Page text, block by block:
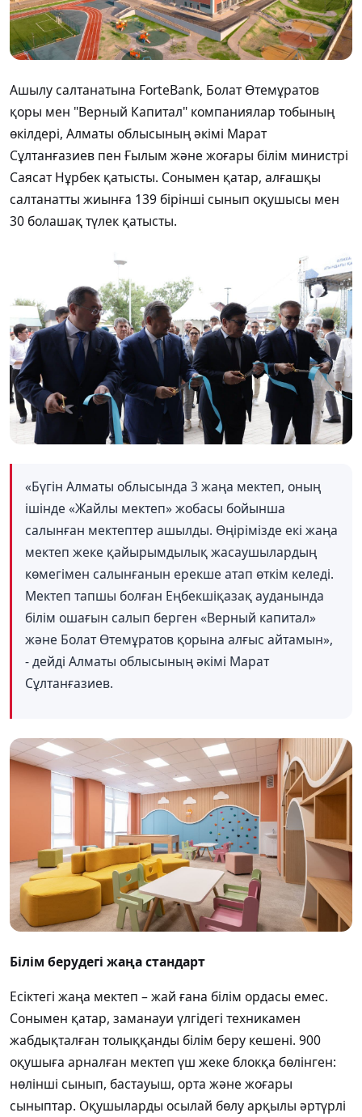
Ашылу салтанатына ForteBank, Болат Өтемұратов
қоры мен "Верный Капитал" компаниялар тобының
өкілдері, Алматы облысының әкімі Марат
Сұлтанғазиев пен Ғылым және жоғары білім министрі
Саясат Нұрбек қатысты. Сонымен қатар, алғашқы
салтанатты жиынға 139 бірінші сынып оқушысы мен
30 болашақ түлек қатысты.
«Бүгін Алматы облысында 3 жаңа мектеп, оның
ішінде «Жайлы мектеп» жобасы бойынша
салынған мектептер ашылды. Өңірімізде екі жаңа
мектеп жеке қайырымдылықжасаушылардың
көмегімен салынғанын ерекше атап өткім келеді.
Мектеп тапшы болған Еңбекшіқазақ ауданында
білім ошағын салып берген «Верный капитал»
және Болат Өтемұратов қорына алғыс айтамын»,
- дейді Алматы облысының әкімі Марат
Сұлтанғазиев.
Білім берудегі жаңа стандарт
Есіктегі жаңа мектеп – жай ғана білім ордасы емес.
Сонымен қатар, заманауи үлгідегі техникамен
жабдықталған толыққанды білім беру кешені. 900
оқушыға арналған мектеп үш жеке блокқа бөлінген:
нөлінші сынып, бастауыш, орта және жоғары
сыныптар. Оқушыларды осылай бөлу арқылы әртүрлі